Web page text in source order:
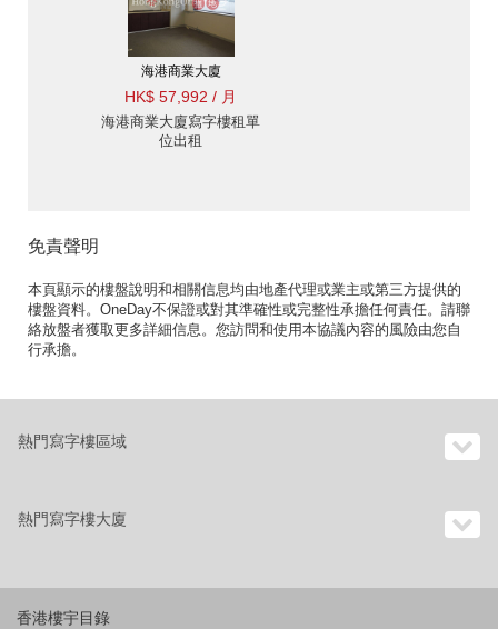
海港商業大廈
HK$ 57,992 / 月
海港商業大廈寫字樓租單
位出租
免責聲明
本頁顯示的樓盤說明和相關信息均由地產代理或業主或第三方提供的
樓盤資料。OneDay不保證或對其準確性或完整性承擔任何責任。請聯
絡放盤者獲取更多詳細信息。您訪問和使用本協議內容的風險由您自
行承擔。
熱門寫字樓區域
熱門寫字樓大廈
香港樓宇目錄